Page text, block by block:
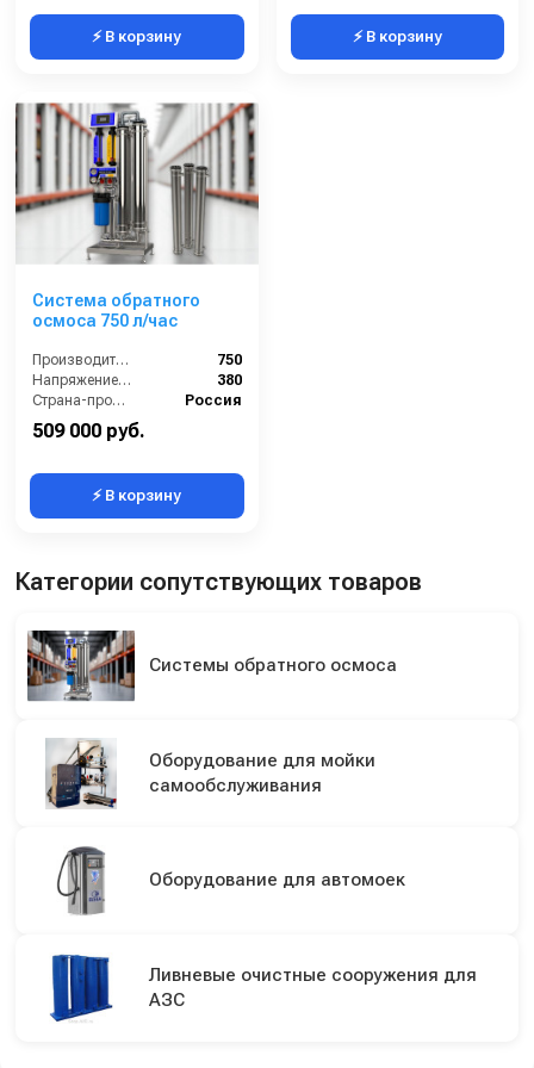
⚡ В корзину ⚡ В корзину
Система обратного
осмоса 750 л/час
Производительность (л/ч):
750
Напряжение (В):
380
Страна-производитель:
Россия
509 000 руб.
⚡ В корзину
Категории сопутствующих товаров
Системы обратного осмоса
Оборудование для мойки
самообслуживания
Оборудование для автомоек
Ливневые очистные сооружения для
АЗС